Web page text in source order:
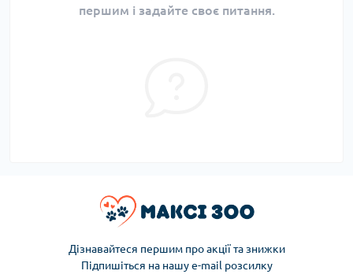
першим і задайте своє питання.
Дізнавайтеся першим про акції та знижки
Підпишіться на нашу e-mail розсилку